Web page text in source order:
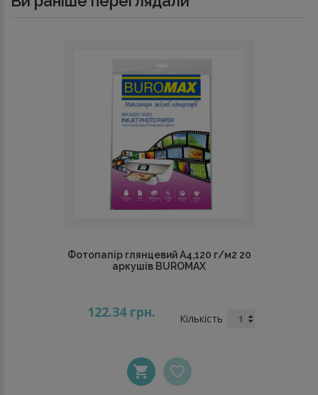
Фотопапір глянцевий А4,120 г/м2 20
аркушів BUROMAX
122.34 грн. Кількість